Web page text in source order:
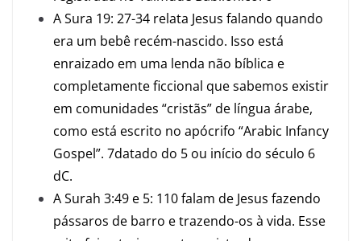
A Sura 19: 27-34 relata Jesus falando quando
era um bebê recém-nascido. Isso está
enraizado em uma lenda não bíblica e
completamente ficcional que sabemos existir
em comunidades “cristãs” de língua árabe,
como está escrito no apócrifo “Arabic Infancy
Gospel”. 7datado do 5 ou início do século 6
dC.
A Surah 3:49 e 5: 110 falam de Jesus fazendo
pássaros de barro e trazendo-os à vida. Esse